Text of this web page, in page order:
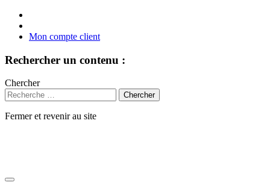
Mon compte client
Rechercher un contenu :
Chercher
Fermer et revenir au site